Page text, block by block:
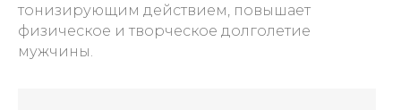
тонизирующим действием, повышает
физическое и творческое долголетие
мужчины.